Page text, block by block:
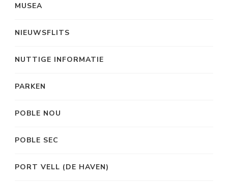
MUSEA
NIEUWSFLITS
NUTTIGE INFORMATIE
PARKEN
POBLE NOU
POBLE SEC
PORT VELL (DE HAVEN)